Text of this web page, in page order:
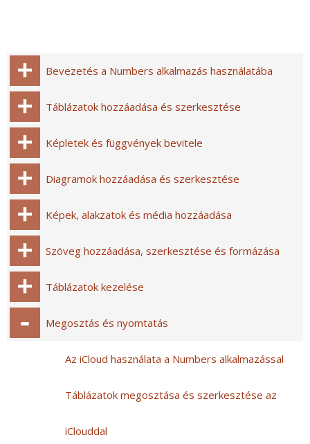
Bevezetés a Numbers alkalmazás használatába
Táblázatok hozzáadása és szerkesztése
Képletek és függvények bevitele
Diagramok hozzáadása és szerkesztése
Képek, alakzatok és média hozzáadása
Szöveg hozzáadása, szerkesztése és formázása
Táblázatok kezelése
Megosztás és nyomtatás
Az iCloud használata a Numbers alkalmazással
Táblázatok megosztása és szerkesztése az
iClouddal